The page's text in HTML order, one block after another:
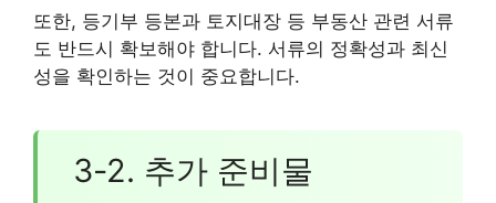
또한, 등기부 등본과 토지대장 등 부동산 관련 서류
도 반드시 확보해야 합니다. 서류의 정확성과 최신
성을 확인하는 것이 중요합니다.
3-2. 추가 준비물